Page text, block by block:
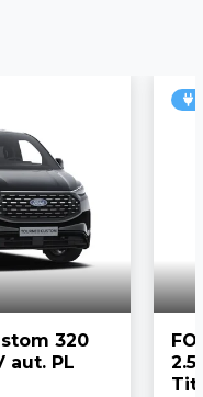
320
aut. PL
2.5